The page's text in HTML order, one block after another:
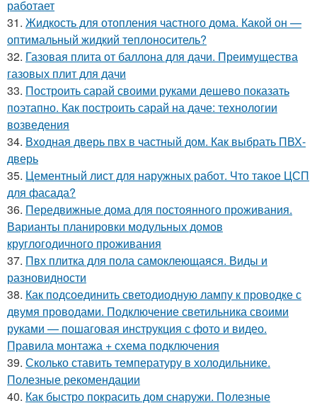
работает
31. Жидкость для отопления частного дома. Какой он —
оптимальный жидкий теплоноситель?
32. Газовая плита от баллона для дачи. Преимущества
газовых плит для дачи
33. Построить сарай своими руками дешево показать
поэтапно. Как построить сарай на даче: технологии
возведения
34. Входная дверь пвх в частный дом. Как выбрать ПВХ-
дверь
35. Цементный лист для наружных работ. Что такое ЦСП
для фасада?
36. Передвижные дома для постоянного проживания.
Варианты планировки модульных домов
круглогодичного проживания
37. Пвх плитка для пола самоклеющаяся. Виды и
разновидности
38. Как подсоединить светодиодную лампу к проводке с
двумя проводами. Подключение светильника своими
руками — пошаговая инструкция с фото и видео.
Правила монтажа + схема подключения
39. Сколько ставить температуру в холодильнике.
Полезные рекомендации
40. Как быстро покрасить дом снаружи. Полезные